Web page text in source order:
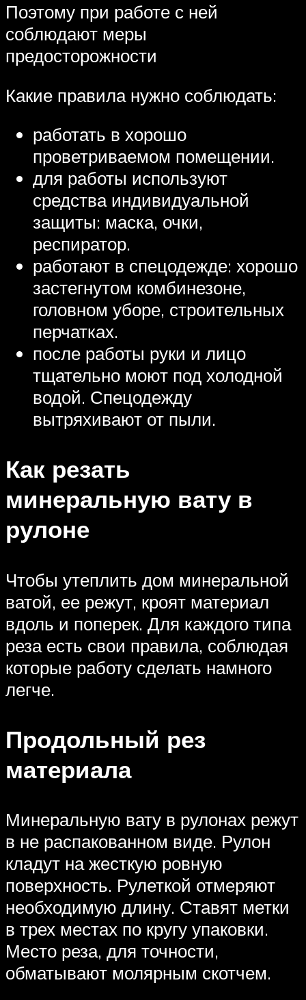
Поэтому при работе с ней
соблюдают меры
предосторожности
Какие правила нужно соблюдать:
работать в хорошо
проветриваемом помещении.
для работы используют
средства индивидуальной
защиты: маска, очки,
респиратор.
работают в спецодежде: хорошо
застегнутом комбинезоне,
головном уборе, строительных
перчатках.
после работы руки и лицо
тщательно моют под холодной
водой. Спецодежду
вытряхивают от пыли.
Как резать
минеральную вату в
рулоне
Чтобы утеплить дом минеральной
ватой, ее режут, кроят материал
вдоль и поперек. Для каждого типа
реза есть свои правила, соблюдая
которые работу сделать намного
легче.
Продольный рез
материала
Минеральную вату в рулонах режут
в не распакованном виде. Рулон
кладут на жесткую ровную
поверхность. Рулеткой отмеряют
необходимую длину. Ставят метки
в трех местах по кругу упаковки.
Место реза, для точности,
обматывают молярным скотчем.